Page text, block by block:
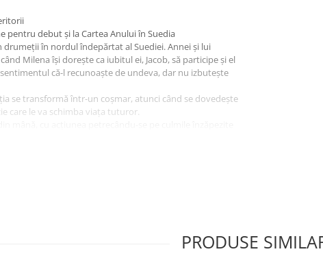
pentru debut și la Cartea Anului în Suedia
drumeții în nordul îndepărtat al Suediei. Annei și lui
Milena își dorește ca iubitul ei, Jacob, să participe și el
că-l recunoaște de undeva, dar nu izbutește
se transformă într-un coșmar, atunci când se dovedește
care le va schimba viața tuturor.
pe atât de necruțător.
de bine scris!”
PRODUSE